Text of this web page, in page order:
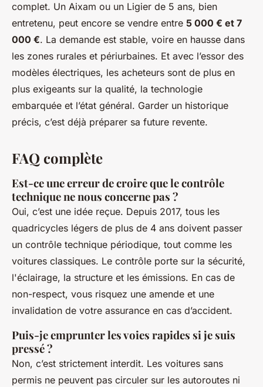
complet. Un Aixam ou un Ligier de 5 ans, bien
entretenu, peut encore se vendre entre 5 000 € et 7
000 €. La demande est stable, voire en hausse dans
les zones rurales et périurbaines. Et avec l’essor des
modèles électriques, les acheteurs sont de plus en
plus exigeants sur la qualité, la technologie
embarquée et l’état général. Garder un historique
précis, c’est déjà préparer sa future revente.
FAQ complète
Est-ce une erreur de croire que le contrôle
technique ne nous concerne pas ?
Oui, c’est une idée reçue. Depuis 2017, tous les
quadricycles légers de plus de 4 ans doivent passer
un contrôle technique périodique, tout comme les
voitures classiques. Le contrôle porte sur la sécurité,
l'éclairage, la structure et les émissions. En cas de
non-respect, vous risquez une amende et une
invalidation de votre assurance en cas d’accident.
Puis-je emprunter les voies rapides si je suis
pressé ?
Non, c’est strictement interdit. Les voitures sans
permis ne peuvent pas circuler sur les autoroutes ni